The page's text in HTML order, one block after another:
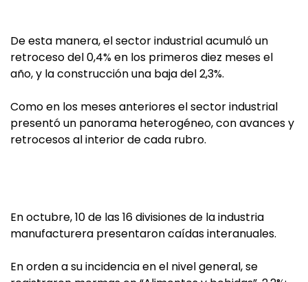
De esta manera, el sector industrial acumuló un
retroceso del 0,4% en los primeros diez meses el
año, y la construcción una baja del 2,3%.
Como en los meses anteriores el sector industrial
presentó un panorama heterogéneo, con avances y
retrocesos al interior de cada rubro.
En octubre, 10 de las 16 divisiones de la industria
manufacturera presentaron caídas interanuales.
En orden a su incidencia en el nivel general, se